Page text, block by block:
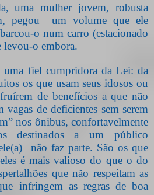
uma mulher jovem, robusta
pegou um volume que ele
o num carro (estacionado
levou-o embora.
uma fiel cumpridora da Lei: da
os que usam seus idosos ou
de benefícios a que não
de deficientes sem serem
nos ônibus, confortavelmente
destinados a um público
não faz parte. São os que
é mais valioso do que o do
que não respeitam as
infringem as regras de boa